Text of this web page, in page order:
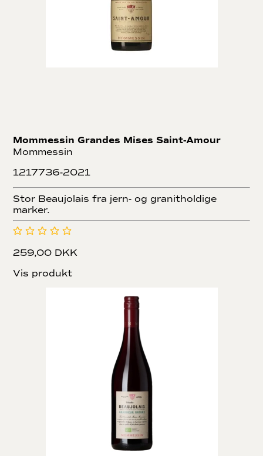
Mommessin Grandes Mises Saint-Amour
Mommessin
1217736-2021
Stor Beaujolais fra jern- og granitholdige
marker.
259,00 DKK
Vis produkt